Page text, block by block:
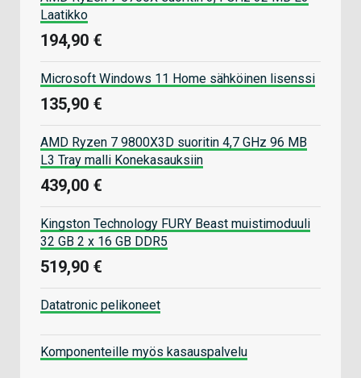
Laatikko
194,90 €
Microsoft Windows 11 Home sähköinen lisenssi
135,90 €
AMD Ryzen 7 9800X3D suoritin 4,7 GHz 96 MB
L3 Tray malli Konekasauksiin
439,00 €
Kingston Technology FURY Beast muistimoduuli
32 GB 2 x 16 GB DDR5
519,90 €
Datatronic pelikoneet
Komponenteille myös kasauspalvelu